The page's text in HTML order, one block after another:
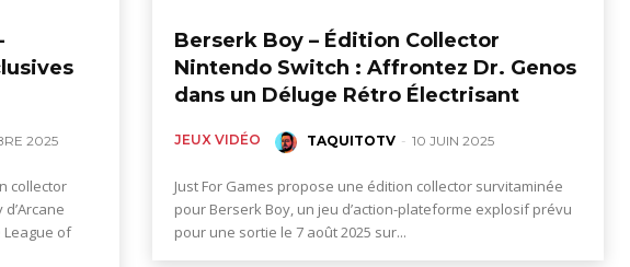
2025
collector
League of
Berserk Boy – Édition Collector
Nintendo Switch : Affrontez Dr. Genos
dans un Déluge Rétro Électrisant
JEUX VIDÉO TAQUITOTV - 10 JUIN 2025
Just For Games propose une édition collector survitaminée
pour Berserk Boy, un jeu d’action-plateforme explosif prévu
pour une sortie le 7 août 2025 sur...